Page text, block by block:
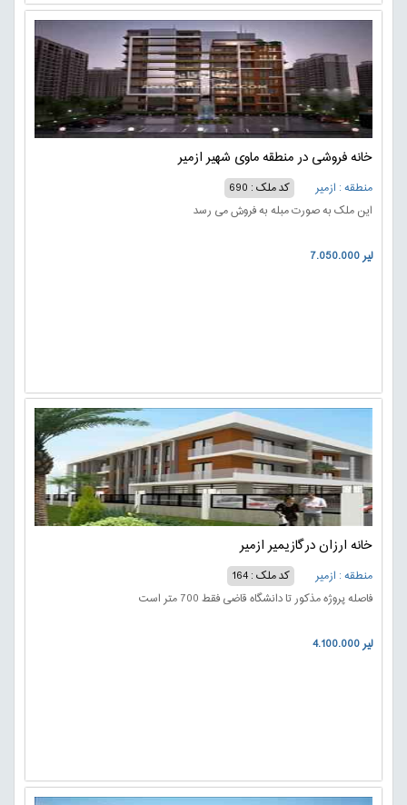
خانه فروشی در منطقه ماوی شهیر ازمیر
منطقه : ازمیر
کد ملک : 690
این ملک به صورت مبله به فروش می رسد
7.050.000 لیر
خانه ارزان درگازیمیر ازمیر
منطقه : ازمیر
کد ملک : 164
فاصله پروژه مذکور تا دانشگاه قاضی فقط 700 متر است
4.100.000 لیر